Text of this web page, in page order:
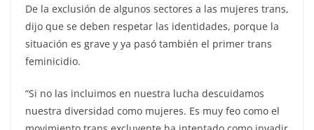
De la exclusión de algunos sectores a las mujeres trans,
dijo que se deben respetar las identidades, porque la
situación es grave y ya pasó también el primer trans
feminicidio.
“Si no las incluimos en nuestra lucha descuidamos
nuestra diversidad como mujeres. Es muy feo como el